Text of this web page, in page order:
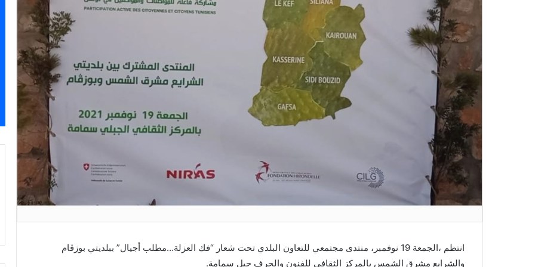
انتظم ،الجمعة 19 نوفمبر، منتدى مجتمعي للتعاون البلدي تحت شعار “فك العزلة…مطلب أجيال” ببلديتي بوزڨام
والشرايع مشرق الشمس بالمركز الثقافي للفنون والحرف جبل سمامة.